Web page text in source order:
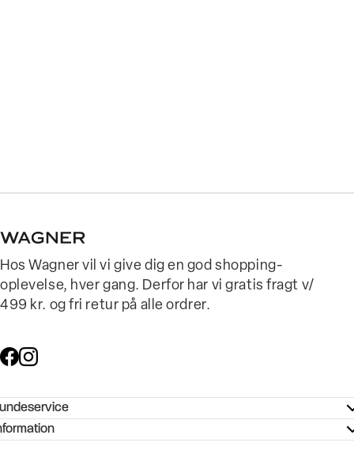
Hos Wagner vil vi give dig en god shopping-
oplevelse, hver gang. Derfor har vi gratis fragt v/
499 kr. og fri retur på alle ordrer.
- Hjælpecenter